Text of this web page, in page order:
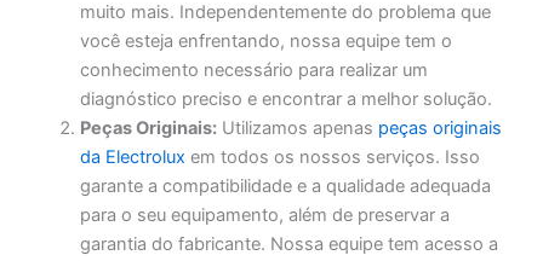
muito mais. Independentemente do problema que
você esteja enfrentando, nossa equipe tem o
conhecimento necessário para realizar um
diagnóstico preciso e encontrar a melhor solução.
Peças Originais: Utilizamos apenas peças originais
da Electrolux em todos os nossos serviços. Isso
garante a compatibilidade e a qualidade adequada
para o seu equipamento, além de preservar a
garantia do fabricante. Nossa equipe tem acesso a